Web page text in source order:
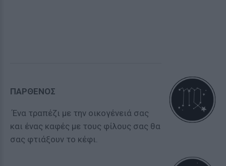
ΠΑΡΘΕΝΟΣ
Ένα τραπέζι με την οικογένειά σας
και ένας καφές με τους φίλους σας θα
σας φτιάξουν το κέφι.